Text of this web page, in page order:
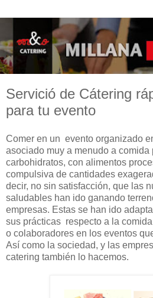
Servició de Cátering
para tu evento
Comer en un evento organizado
asociado muy a menudo a
carbohidratos, con alimentos
compulsiva de cantidades
decir, no sin satisfacción, que las
saludables han ido ganando
empresas. Estas se han ido
sus prácticas respecto a la
o colaboradores en los eventos
Así como la sociedad, y las
catering también lo hacemos.